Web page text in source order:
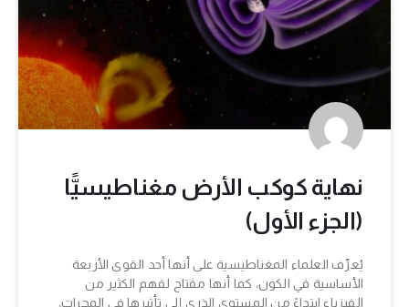
نهاية كوكب الأرض مغناطيسيًّا
(الجزء الأول)
يُعرِّف العلماء المغناطيسية على أنها أحد القوى الأربعة
الأساسية في الكون، كما أنها مفتاح لفهم الكثير من
الفيزياء ابتداءً من المستوى الذري إلى تأثيرها في المجرات،